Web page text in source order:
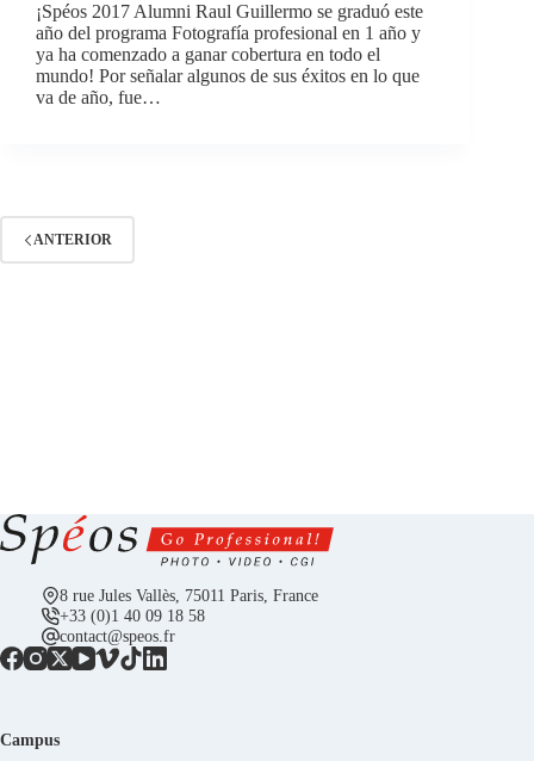
¡Spéos 2017 Alumni Raul Guillermo se graduó este
año del programa Fotografía profesional en 1 año y
ya ha comenzado a ganar cobertura en todo el
mundo! Por señalar algunos de sus éxitos en lo que
va de año, fue…
ANTERIOR
8 rue Jules Vallès, 75011 Paris, France
+33 (0)1 40 09 18 58
contact@speos.fr
Campus